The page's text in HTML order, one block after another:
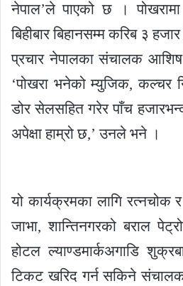
नेपाल’ले पाएको छ ।
बिहीबार बिहानसम्म करिब ३
प्रचार नेपालका संचालक आशिष
‘पोखरा भनेको म्युजिक, कल्चर
डोर सेलसहित गरेर पाँच
अपेक्षा हाम्रो छ,’ उनले भने ।
यो कार्यक्रमका लागि
जाभा, शान्तिनगरको बराल
होटल ल्याण्डमार्कअगाडि
टिकट खरिद गर्न सकिने संचालक